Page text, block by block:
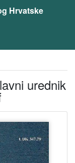
Hrvatske
urednik